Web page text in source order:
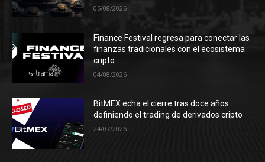
05/08/2026
Finance Festival regresa para conectar las
finanzas tradicionales con el ecosistema
cripto
04/08/2026
BitMEX echa el cierre tras doce años
definiendo el trading de derivados cripto
24/07/2026